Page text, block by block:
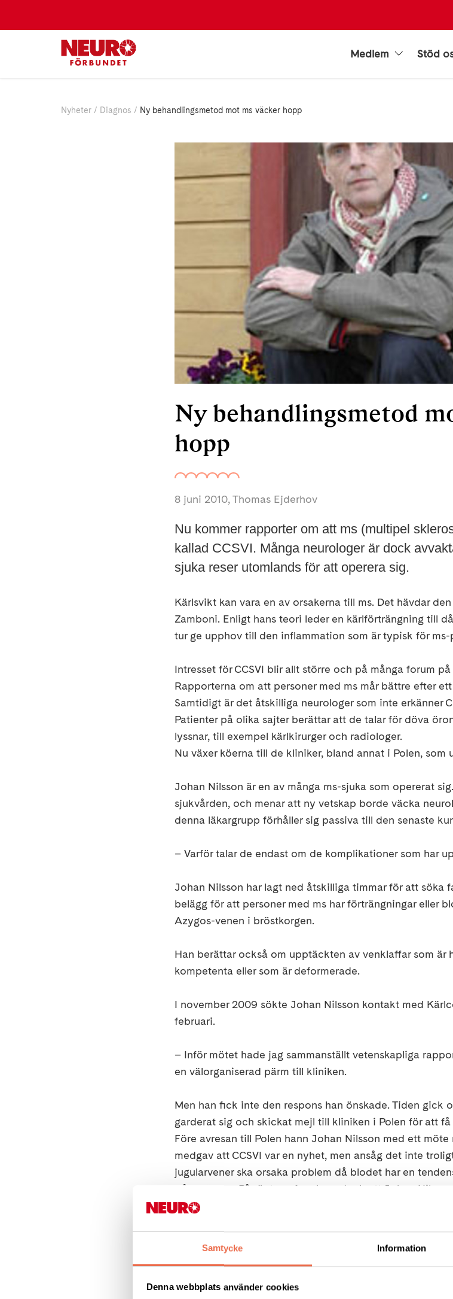
Samtycke Information
Denna webbplats använder cookies
Medlem Stöd
Nyheter Diagnos Ny behandlingsmetod mot ms väcker hopp
Ny behandlingsmetod
hopp
8 juni 2010, Thomas Ejderhov
Nu kommer rapporter om att ms (multipel
kallad CCSVI. Många neurologer är dock
sjuka reser utomlands för att operera sig.
Kärlsvikt kan vara en av orsakerna till ms. Det hävdar
Zamboni. Enligt hans teori leder en kärlförträngning till
tur ge upphov till den inflammation som är typisk för ms-
Intresset för CCSVI blir allt större och på många forum
Rapporterna om att personer med ms mår bättre efter
Samtidigt är det åtskilliga neurologer som inte erkänner
Patienter på olika sajter berättar att de talar för döva
lyssnar, till exempel kärlkirurger och radiologer.
Nu växer köerna till de kliniker, bland annat i Polen,
Johan Nilsson är en av många ms-sjuka som opererat
sjukvården, och menar att ny vetskap borde väcka
denna läkargrupp förhåller sig passiva till den senaste
– Varför talar de endast om de komplikationer som har
Johan Nilsson har lagt ned åtskilliga timmar för att söka
belägg för att personer med ms har förträngningar eller
Azygos-venen i bröstkorgen.
Han berättar också om upptäckten av venklaffar som är
kompetenta eller som är deformerade.
I november 2009 sökte Johan Nilsson kontakt med
februari.
– Inför mötet hade jag sammanställt vetenskapliga
en välorganiserad pärm till kliniken.
Men han fick inte den respons han önskade. Tiden gick
garderat sig och skickat mejl till kliniken i Polen för att
Före avresan till Polen hann Johan Nilsson med ett
medgav att CCSVI var en nyhet, men ansåg det inte
jugularvener ska orsaka problem då blodet har en
från hjärnan. På röntgen framkom dock att Johan
avsmalning.
som har mest erfarenhet av diagnosen. Det gav mig ett